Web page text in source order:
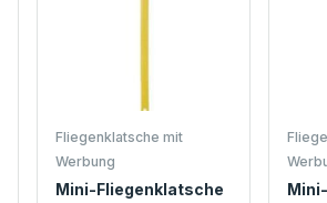
Fliegenklatsche mit
Werbung
Mini-Fliegenklatsche